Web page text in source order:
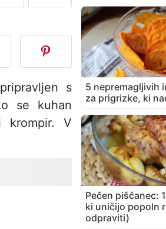
Objavite
s
se kuhan
krompir. V
5 nepremagljivih
za prigrizke, ki
Pečen piščanec:
ki uničijo popoln
odpraviti)